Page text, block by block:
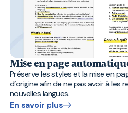
Mise en page
Préserve les styles et la mise en
d’origine afin de ne pas avoir à les
nouvelles langues.
En savoir plus